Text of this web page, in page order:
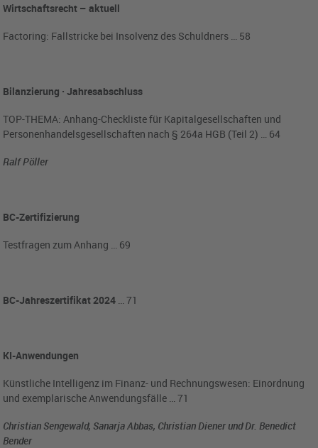
Wirtschaftsrecht – aktuell
Factoring: Fallstricke bei Insolvenz des Schuldners … 58
Bilanzierung · Jahresabschluss
TOP-THEMA: Anhang-Checkliste für Kapitalgesellschaften und
Personenhandelsgesellschaften nach § 264a HGB (Teil 2) … 64
Ralf Pöller
BC-Zertifizierung
Testfragen zum Anhang … 69
BC-Jahreszertifikat 2024 … 71
KI-Anwendungen
Künstliche Intelligenz im Finanz- und Rechnungswesen: Einordnung
und exemplarische Anwendungsfälle … 71
Christian Sengewald, Sanarja Abbas, Christian Diener und Dr. Benedict
Bender